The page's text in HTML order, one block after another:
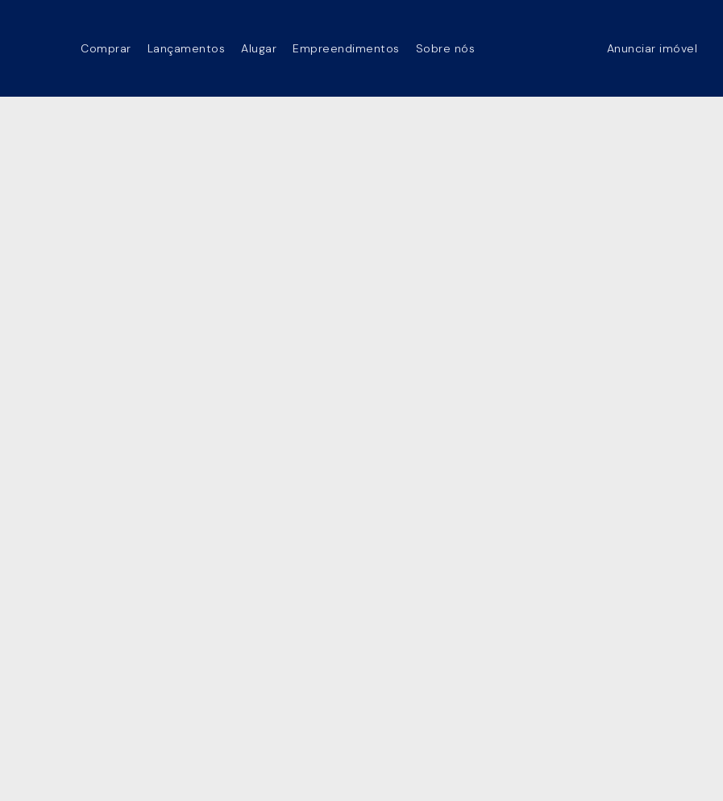
Anunciar imóvel
Sobre nós
Empreendimentos
Alugar
Lançamentos
Comprar